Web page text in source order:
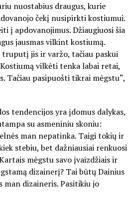
nuostabius draugus, kurie
čekį nusipirkti kostiumui.
į apdovanojimus. Džiaugiuosi šia
jausmas vilkint kostiumą.
jis ir varžo, tačiau paskui
vilkėti tenka labai retai,
Tačiau pasipuošti tikrai mėgstu“,
tendencijos yra įdomus dalykas,
su asmeniniu skoniu:
man nepatinka. Taigi tokių ir
stebiu, bet dažniausiai renkuosi
mėgstu savo įvaizdžiais ir
dizainerį? Tai būtų Dainius
man dizaineris. Pasitikiu jo